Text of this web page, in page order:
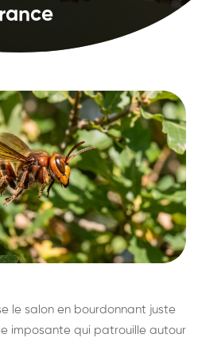
le salon en bourdonnant juste
imposante qui patrouille autour